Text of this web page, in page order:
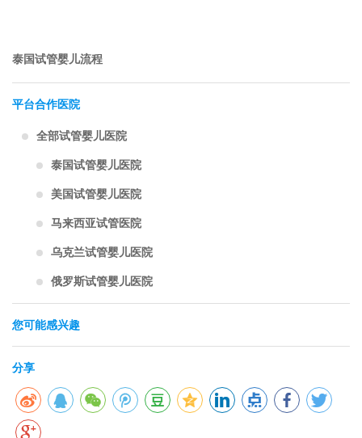
泰国试管婴儿流程
平台合作医院
全部试管婴儿医院
泰国试管婴儿医院
美国试管婴儿医院
马来西亚试管医院
乌克兰试管婴儿医院
俄罗斯试管婴儿医院
您可能感兴趣
分享